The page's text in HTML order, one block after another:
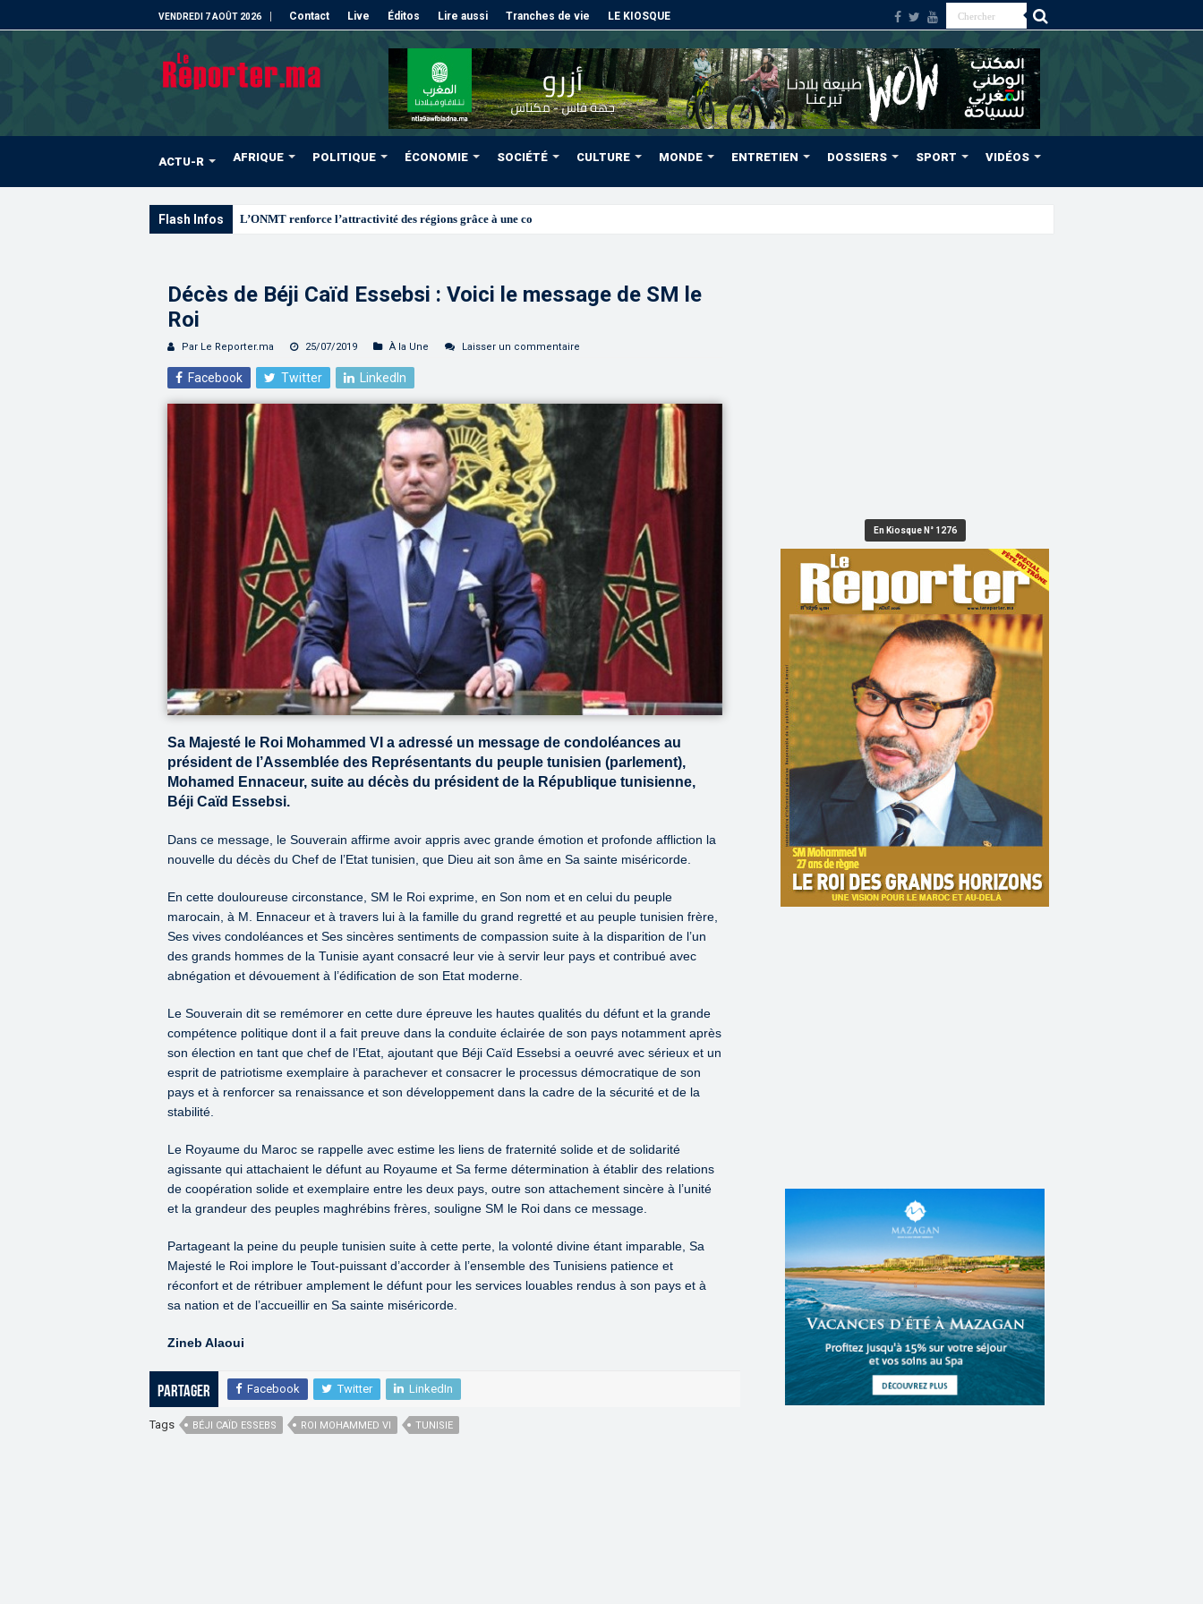
VENDREDI 7 AOÛT 2026 Contact Live Éditos Lire aussi Tranches de vie LE KIOSQUE
ACTU-R AFRIQUE POLITIQUE ÉCONOMIE SOCIÉTÉ CULTURE MONDE ENTRETIEN DOSSIERS SPORT VIDÉOS
Flash Infos L’ONMT renforce l’attractivité des régions grâce à une connectivité aérienne historique de Ryanair
Décès de Béji Caïd Essebsi : Voici le message de SM le
Roi
Par Le Reporter.ma 25/07/2019 À la Une Laisser un commentaire
Facebook Twitter LinkedIn
Sa Majesté le Roi Mohammed VI a adressé un message de condoléances au
président de l’Assemblée des Représentants du peuple tunisien (parlement),
Mohamed Ennaceur, suite au décès du président de la République tunisienne,
Béji Caïd Essebsi.
Dans ce message, le Souverain affirme avoir appris avec grande émotion et profonde affliction la
nouvelle du décès du Chef de l’Etat tunisien, que Dieu ait son âme en Sa sainte miséricorde.
En cette douloureuse circonstance, SM le Roi exprime, en Son nom et en celui du peuple
marocain, à M. Ennaceur et à travers lui à la famille du grand regretté et au peuple tunisien frère,
Ses vives condoléances et Ses sincères sentiments de compassion suite à la disparition de l’un
des grands hommes de la Tunisie ayant consacré leur vie à servir leur pays et contribué avec
abnégation et dévouement à l’édification de son Etat moderne.
Le Souverain dit se remémorer en cette dure épreuve les hautes qualités du défunt et la grande
compétence politique dont il a fait preuve dans la conduite éclairée de son pays notamment après
son élection en tant que chef de l’Etat, ajoutant que Béji Caïd Essebsi a oeuvré avec sérieux et un
esprit de patriotisme exemplaire à parachever et consacrer le processus démocratique de son
pays et à renforcer sa renaissance et son développement dans la cadre de la sécurité et de la
stabilité.
Le Royaume du Maroc se rappelle avec estime les liens de fraternité solide et de solidarité
agissante qui attachaient le défunt au Royaume et Sa ferme détermination à établir des relations
de coopération solide et exemplaire entre les deux pays, outre son attachement sincère à l’unité
et la grandeur des peuples maghrébins frères, souligne SM le Roi dans ce message.
Partageant la peine du peuple tunisien suite à cette perte, la volonté divine étant imparable, Sa
Majesté le Roi implore le Tout-puissant d’accorder à l’ensemble des Tunisiens patience et
réconfort et de rétribuer amplement le défunt pour les services louables rendus à son pays et à
sa nation et de l’accueillir en Sa sainte miséricorde.
Zineb Alaoui
Partager Facebook Twitter LinkedIn
Tags BÉJI CAÏD ESSEBS ROI MOHAMMED VI TUNISIE
En Kiosque N° 1276